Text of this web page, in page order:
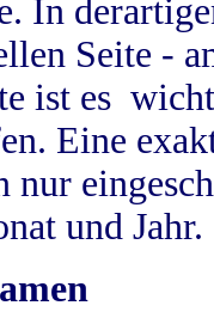
In
Seite -
ist es
Eine
nur
und Jahr.